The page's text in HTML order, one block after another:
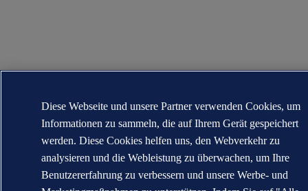
Diese Webseite und unsere Partner verwenden Cookies, um
Informationen zu sammeln, die auf Ihrem Gerät gespeichert
werden. Diese Cookies helfen uns, den Webverkehr zu
analysieren und die Webleistung zu überwachen, um Ihre
Benutzererfahrung zu verbessern und unsere Werbe- und